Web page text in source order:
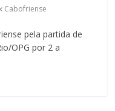
Cabofriense
pela partida de
OPG por 2 a